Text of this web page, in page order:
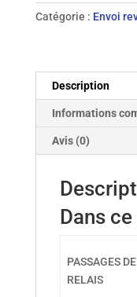
Catégorie : Envoi
Description
Informations
Avis (0)
Dans
PASSAGES DE
RELAIS